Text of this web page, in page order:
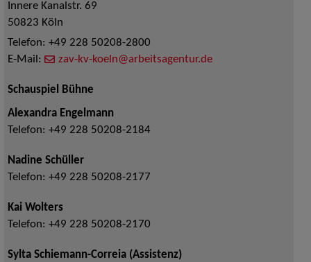
Innere Kanalstr. 69
50823 Köln
Telefon: +49 228 50208-2800
E-Mail:
zav-kv-koeln@arbeitsagentur.de
Schauspiel Bühne
Alexandra Engelmann
Telefon: +49 228 50208-2184
Nadine Schüller
Telefon: +49 228 50208-2177
Kai Wolters
Telefon: +49 228 50208-2170
Sylta Schiemann-Correia (Assistenz)